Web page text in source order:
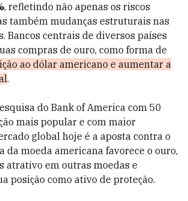
, refletindo não apenas os riscos
também mudanças estruturais nas
Bancos centrais de diversos países
compras de ouro, como forma de
ao dólar americano e aumentar a
.
do Bank of America com 50
mais popular e com maior
global hoje é a aposta contra o
da moeda americana favorece o ouro,
atrativo em outras moedas e
posição como ativo de proteção.